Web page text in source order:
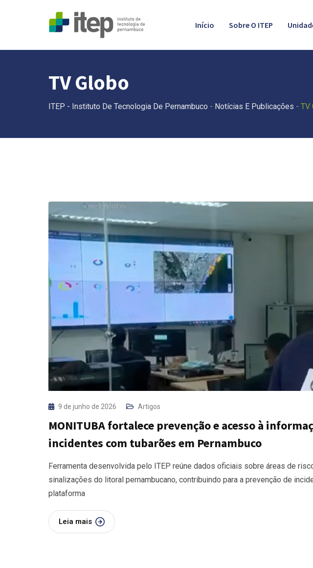
Início Sobre O ITEP
TV Globo
ITEP - Instituto De Tecnologia De Pernambuco - Notícias E Publicações - TV
9 de junho de 2026 Artigos
MONITUBA fortalece prevenção e acesso à
incidentes com tubarões em Pernambuco
Ferramenta desenvolvida pelo ITEP reúne dados oficiais sobre áreas de
sinalizações do litoral pernambucano, contribuindo para a prevenção de
plataforma
Leia mais